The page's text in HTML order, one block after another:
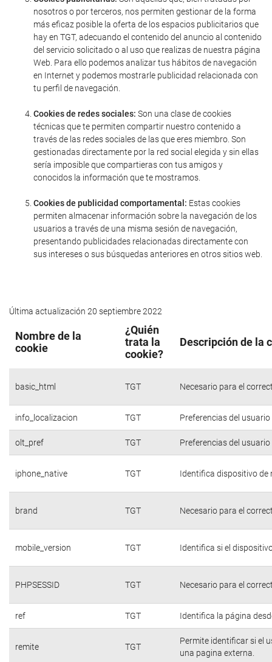
nosotros o por terceros, nos permiten gestionar de la forma
más eficaz posible la oferta de los espacios publicitarios que
hay en TGT, adecuando el contenido del anuncio al contenido
del servicio solicitado o al uso que realizas de nuestra página
Web. Para ello podemos analizar tus hábitos de navegación
en Internet y podemos mostrarle publicidad relacionada con
tu perfil de navegación.
Cookies de redes sociales: Son una clase de cookies
técnicas que te permiten compartir nuestro contenido a
través de las redes sociales de las que eres miembro. Son
gestionadas directamente por la red social elegida y sin ellas
sería imposible que compartieras con tus amigos y
conocidos la información que te mostramos.
Cookies de publicidad comportamental: Estas cookies
permiten almacenar información sobre la navegación de los
usuarios a través de una misma sesión de navegación,
presentando publicidades relacionadas directamente con
sus intereses o sus búsquedas anteriores en otros sitios web.
Última actualización 20 septiembre 2022
Nombre de la
cookie
¿Quién
trata la
cookie?
Descripción de la
basic_html TGT Necesario para el
info_localizacion TGT Preferencias del
olt_pref TGT Preferencias del
iphone_native TGT Identifica dispositivo de
brand TGT Necesario para el
mobile_version TGT Identifica si el
PHPSESSID TGT Necesario para el
ref TGT Identifica la página
remite TGT
Permite identificar si el
una pagina externa.